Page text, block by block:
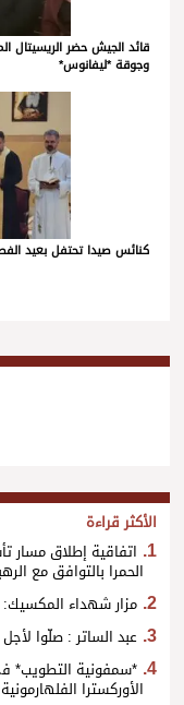
قائد الجيش حضر الريسيتال
وجوقة *ليفانوس*
كنائس صيدا تحتفل بعيد
الأكثر قراءة
اتفاقية إطلاق مسار
الحمرا بالتوافق مع
مزار شهداء
عبد الساتر : صلّوا
*سمفونية التطويب*
الأوركسترا